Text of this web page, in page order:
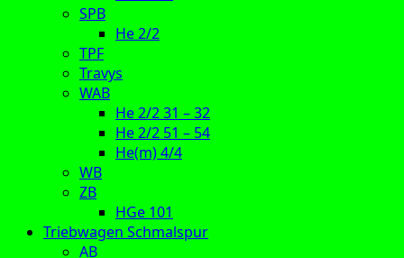
SPB
He 2/2
TPF
Travys
WAB
He 2/2 31 – 32
He 2/2 51 – 54
He(m) 4/4
WB
ZB
HGe 101
Triebwagen Schmalspur
AB